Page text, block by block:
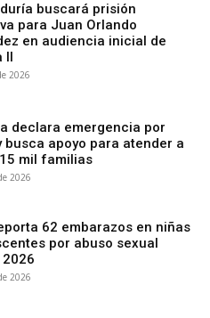
buscará prisión
para Juan Orlando
en audiencia inicial de
2026
declara emergencia por
busca apoyo para atender a
mil familias
2026
62 embarazos en niñas
por abuso sexual
2026